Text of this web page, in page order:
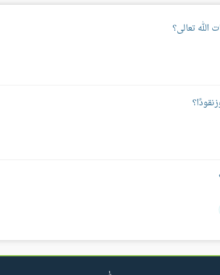
الله تعالى؟